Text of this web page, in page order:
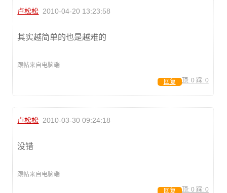
卢松松 2010-04-20 13:23:58
其实越简单的也是越难的
跟帖来自电脑端
顶: 0 踩: 0
回复
卢松松 2010-03-30 09:24:18
没错
跟帖来自电脑端
顶: 0 踩: 0
回复